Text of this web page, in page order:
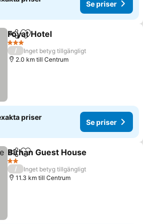
Se priser
Dela Lägg till i Mina Favoriter
Foyat Hotel
3 Stjärnor
/
Inget betyg tillgängligt
2.0 km till Centrum
priser
Se priser
Dela Lägg till i Mina Favoriter
Birhan Guest House
2 Stjärnor
/
Inget betyg tillgängligt
11.3 km till Centrum